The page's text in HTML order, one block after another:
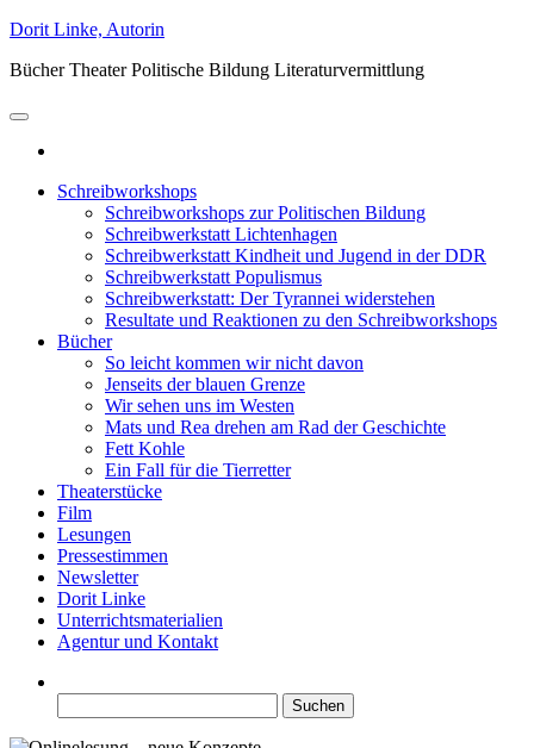
Zum
springen
Dorit Linke, Autorin
Bücher Theater Politische Bildung Literaturvermittlung
Schreibworkshops
Schreibworkshops zur Politischen Bildung
Schreibwerkstatt Lichtenhagen
Schreibwerkstatt Kindheit und Jugend in der DDR
Schreibwerkstatt Populismus
Schreibwerkstatt: Der Tyrannei widerstehen
Resultate und Reaktionen zu den Schreibworkshops
Bücher
So leicht kommen wir nicht davon
Jenseits der blauen Grenze
Wir sehen uns im Westen
Mats und Rea drehen am Rad der Geschichte
Fett Kohle
Ein Fall für die Tierretter
Theaterstücke
Film
Lesungen
Pressestimmen
Newsletter
Dorit Linke
Unterrichtsmaterialien
Agentur und Kontakt
nach: